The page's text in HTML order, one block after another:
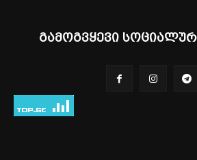
გამოგვყევი